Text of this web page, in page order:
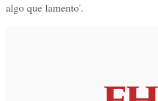
algo que lamento'.